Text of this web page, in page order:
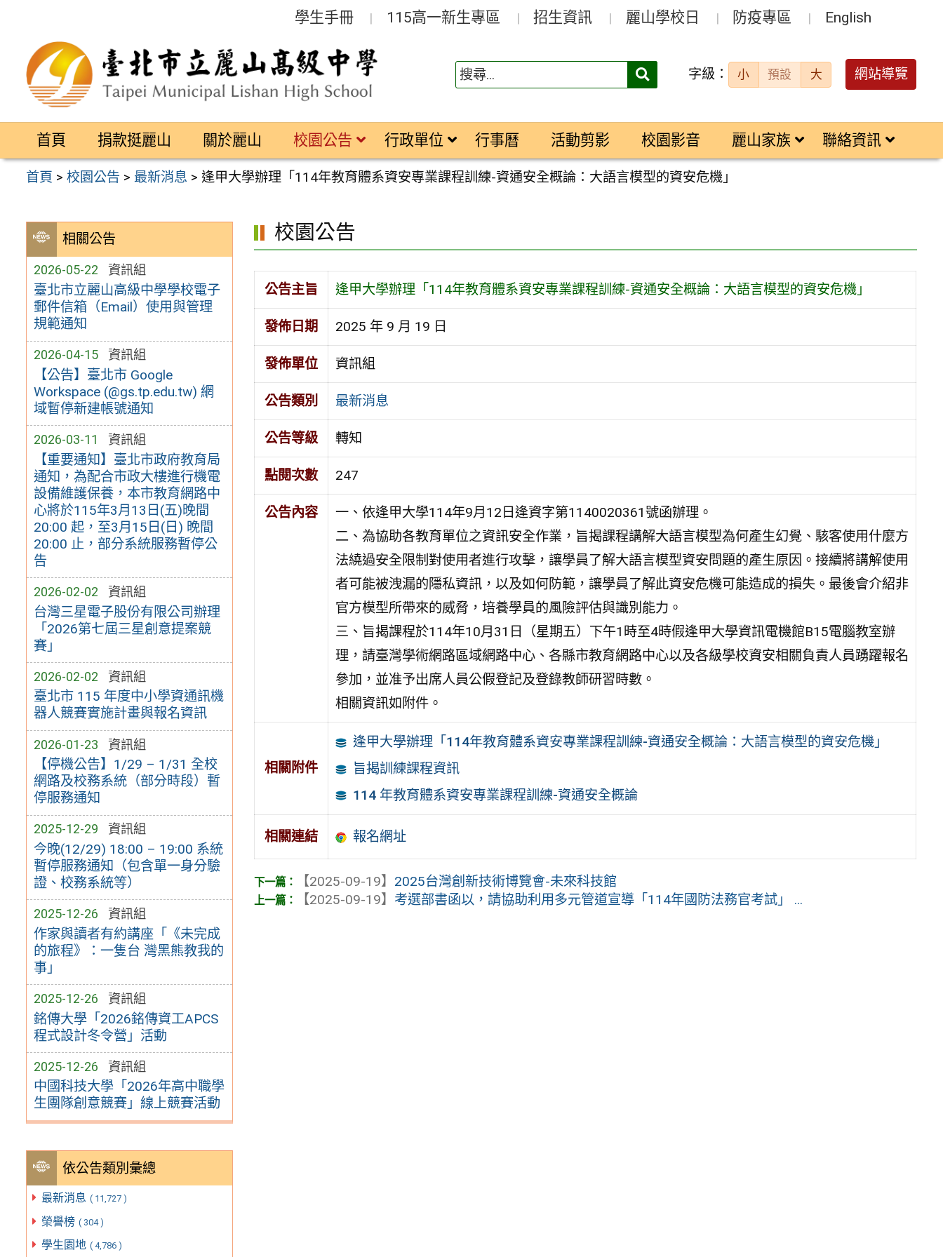
區
學生手冊 115高一新生專區 招生資訊 麗山學校日 防疫專區 English
搜
字級： 小 預設 大 網站導覽
首頁 捐款挺麗山 關於麗山 校園公告 行政單位 行事曆 活動剪影 校園影音 麗山家族 聯絡資訊
首頁 >校園公告 > 最新消息 >逢甲大學辦理「114年教育體系資安專業課程訓練-資通安全概論：大語言模型的資安危機」
相關公告
2026-05-22 資訊組
臺北市立麗山高級中學學校電子
郵件信箱（Email）使用與管理
規範通知
2026-04-15 資訊組
【公告】臺北市 Google
Workspace (@gs.tp.edu.tw) 網
域暫停新建帳號通知
2026-03-11 資訊組
【重要通知】臺北市政府教育局
通知，為配合市政大樓進行機電
設備維護保養，本市教育網路中
心將於115年3月13日(五)晚間
20:00 起，至3月15日(日) 晚間
20:00 止，部分系統服務暫停公
告
2026-02-02 資訊組
台灣三星電子股份有限公司辦理
「2026第七屆三星創意提案競
賽」
2026-02-02 資訊組
臺北市 115 年度中小學資通訊機
器人競賽實施計畫與報名資訊
2026-01-23 資訊組
【停機公告】1/29 – 1/31 全校
網路及校務系統（部分時段）暫
停服務通知
2025-12-29 資訊組
今晚(12/29) 18:00 – 19:00 系統
暫停服務通知（包含單一身分驗
證、校務系統等）
2025-12-26 資訊組
作家與讀者有約講座「《未完成
的旅程》：一隻台 灣黑熊教我的
事」
2025-12-26 資訊組
銘傳大學「2026銘傳資工APCS
程式設計冬令營」活動
2025-12-26 資訊組
中國科技大學「2026年高中職學
生團隊創意競賽」線上競賽活動
依公告類別彙總
最新消息 ( 11,727 )
榮譽榜 ( 304 )
學生園地 ( 4,786 )
校園公告
公告主旨 逢甲大學辦理「114年教育體系資安專業課程訓練-資通安全概論：大語言模型的資安危機」
發佈日期 2025 年 9 月 19 日
發佈單位 資訊組
公告類別 最新消息
公告等級 轉知
點閱次數 247
公告內容
一、依逢甲大學114年9月12日逢資字第1140020361號函辦理。
二、為協助各教育單位之資訊安全作業，旨揭課程講解大語言模型為何產生幻覺、駭客使用什麼方
法繞過安全限制對使用者進行攻擊，讓學員了解大語言模型資安問題的產生原因。接續將講解使用
者可能被洩漏的隱私資訊，以及如何防範，讓學員了解此資安危機可能造成的損失。最後會介紹非
官方模型所帶來的威脅，培養學員的風險評估與識別能力。
三、旨揭課程於114年10月31日（星期五）下午1時至4時假逢甲大學資訊電機館B15電腦教室辦
理，請臺灣學術網路區域網路中心、各縣市教育網路中心以及各級學校資安相關負責人員踴躍報名
參加，並准予出席人員公假登記及登錄教師研習時數。
相關資訊如附件。
相關附件
逢甲大學辦理「114年教育體系資安專業課程訓練-資通安全概論：大語言模型的資安危機」
旨揭訓練課程資訊
114 年教育體系資安專業課程訓練-資通安全概論
相關連結 報名網址
【2025-09-19】 2025台灣創新技術博覽會-未來科技館
【2025-09-19】 考選部書函以，請協助利用多元管道宣導「114年國防法務官考試」 ...